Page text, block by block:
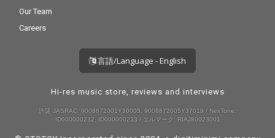
Our Team
Careers
言語/Language - English
Hi-res music store, reviews and interviews
許諾 JASRAC: 9008872001Y30005, 9008872005Y37019 / NexTone:
ID000000232, ID000000233 / エルマーク: RIAJ80023001